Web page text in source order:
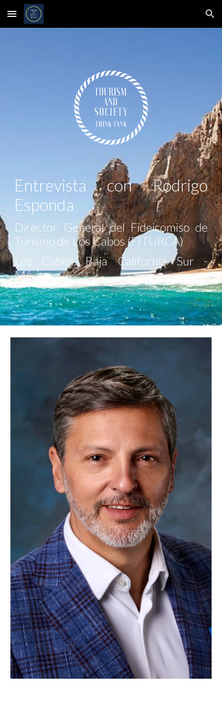
Skip to main content Skip to navigation
Entrevista conRodrigo
Esponda
Director General del Fideicomiso de
Turismo de Los Cabos (FITURCA)
Los Cabos, Baja California Sur -
México